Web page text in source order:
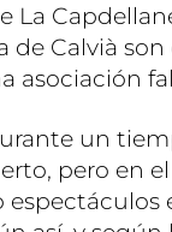
La
de Calvià
asociación
un
pero en
espectáculos